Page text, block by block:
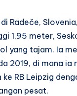
Radeče,
1,95 meter,
yang tajam. Ia
2019, di mana
RB Leipzig
pesat.